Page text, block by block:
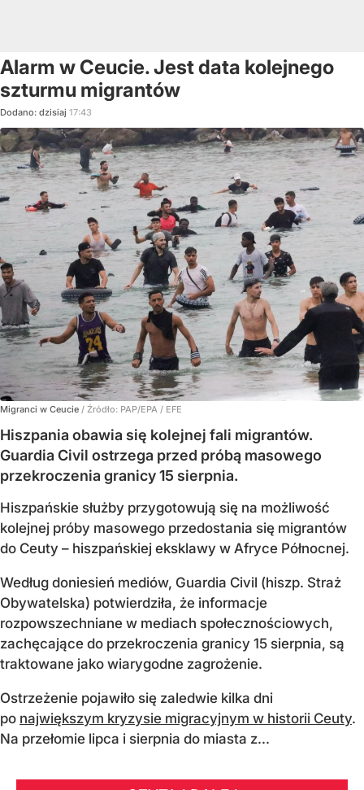
Alarm w Ceucie. Jest data kolejnego
szturmu migrantów
Dodano: dzisiaj 17:43
Migranci w Ceucie / Źródło: PAP/EPA / EFE
Hiszpania obawia się kolejnej fali migrantów.
Guardia Civil ostrzega przed próbą masowego
przekroczenia granicy 15 sierpnia.
Hiszpańskie służby przygotowują się na możliwość
kolejnej próby masowego przedostania się migrantów
do Ceuty – hiszpańskiej eksklawy w Afryce Północnej.
Według doniesień mediów, Guardia Civil (hiszp. Straż
Obywatelska) potwierdziła, że informacje
rozpowszechniane w mediach społecznościowych,
zachęcające do przekroczenia granicy 15 sierpnia, są
traktowane jako wiarygodne zagrożenie.
Ostrzeżenie pojawiło się zaledwie kilka dni
po największym kryzysie migracyjnym w historii Ceuty.
Na przełomie lipca i sierpnia do miasta z...